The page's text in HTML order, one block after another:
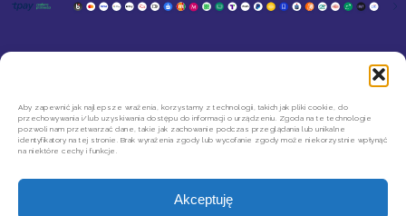
Aby zapewnić jak najlepsze wrażenia, korzystamy z technologii, takich jak pliki cookie, do
przechowywania i/lub uzyskiwania dostępu do informacji o urządzeniu. Zgoda na te technologie
pozwoli nam przetwarzać dane, takie jak zachowanie podczas przeglądania lub unikalne
identyfikatory na tej stronie. Brak wyrażenia zgody lub wycofanie zgody może niekorzystnie wpłynąć
na niektóre cechy i funkcje.
Akceptuję
REGULAMIN SKLEPU
POLITYKA PRYWATNOŚCI
REGULAMIN NEWSLETTERA